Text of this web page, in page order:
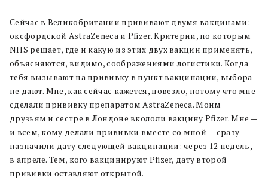
Сейчас в Великобритании прививают двумя вакцинами:
оксфордской AstraZeneca и Pfizer. Критерии, по которым
NHS решает, где и какую из этих двух вакцин применять,
объясняются, видимо, соображениями логистики. Когда
тебя вызывают на прививку в пункт вакцинации, выбора
не дают. Мне, как сейчас кажется, повезло, потому что мне
сделали прививку препаратом AstraZeneca. Моим
друзьям и сестре в Лондоне вкололи вакцину Pfizer. Мне —
и всем, кому делали прививки вместе со мной — сразу
назначили дату следующей вакцинации: через 12 недель,
в апреле. Тем, кого вакцинируют Pfizer, дату второй
прививки оставляют открытой.